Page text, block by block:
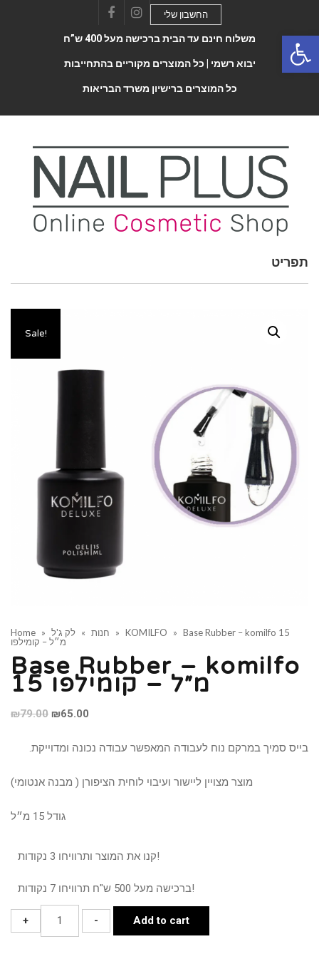
FacebookInstagram
החשבון שלי
משלוח חינם עד הבית ברכישה מעל 400 ש”ח
יבוא רשמי | כל המוצרים מקוריים בהתחייבות
כל המוצרים ברישיון משרד הבריאות
Toggle
תפריט
Sale!
Home » חנות » לק ג'ל » KOMILFO » Base Rubber – komilfo 15
מ״ל – קומילפו
Base Rubber – komilfo
15 מ״ל – קומילפו
₪79.00 Original
was:
₪65.00
is:
בייס סמיך במרקם נוח לעבודה המאפשר עבודה נכונה ומדוייקת.
מוצר מצויין ליישור ועיבוי לוחית הציפורן ( מבנה אנטומי)
גודל 15 מ״ל
קנו את המוצר ותרוויחו 3 נקודות!
ברכישה מעל 500 ש"ח תרוויחו 7 נקודות!
+
Base
Rubber
- Add to cart